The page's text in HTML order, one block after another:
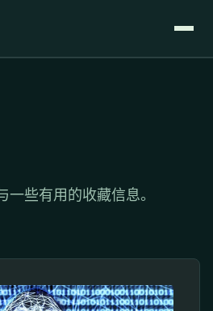
些有用的收藏信息。